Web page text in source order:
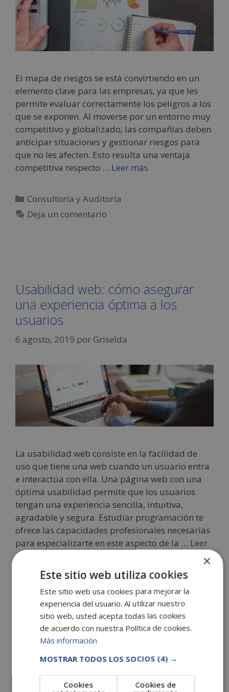
El mapa de riesgos se está convirtiendo en un
elemento clave para las empresas, ya que les
permite evaluar correctamente los peligros a los
que se exponen. Al moverse por un entorno muy
competitivo y globalizado, las compañías deben
anticipar situaciones y gestionar riesgos para
que no les afecten. Esto resulta una ventaja
competitiva respecto … Leer más
Consultoría y Auditoría
Deja un comentario
Usabilidad web: cómo asegurar
una experiencia óptima a los
usuarios
6 agosto, 2019 por Griselda
La usabilidad web consiste en la facilidad de
uso que tiene una web cuando un usuario entra
e interactúa con ella. Una página web con una
óptima usabilidad permite que los usuarios
tengan una experiencia sencilla, intuitiva,
agradable y segura. Estudiar programación te
ofrece las capacidades profesionales necesarias
para especializarte en este aspecto de la … Leer
más
Informática y Nuevas Tecnologías
Deja un comentario
×
Este sitio web utiliza cookies
Este sitio web usa cookies para mejorar la
experiencia del usuario. Al utilizar nuestro
sitio web, usted acepta todas las cookies
de acuerdo con nuestra Política de cookies.
Más información
MOSTRAR TODOS LOS SOCIOS (4) →
Cookies
Cookies de